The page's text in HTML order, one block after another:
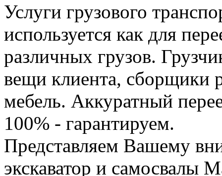
Услуги грузового
используется как для
различных грузов.
вещи клиента, сборщики
мебель. Аккуратный
100% - гарантируем.
Представляем Вашему
экскаватор и самосвалы